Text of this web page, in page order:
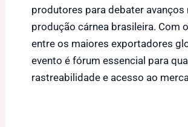
produtores para debater avanços
produção cárnea brasileira. Com
entre os maiores exportadores
evento é fórum essencial para
rastreabilidade e acesso ao